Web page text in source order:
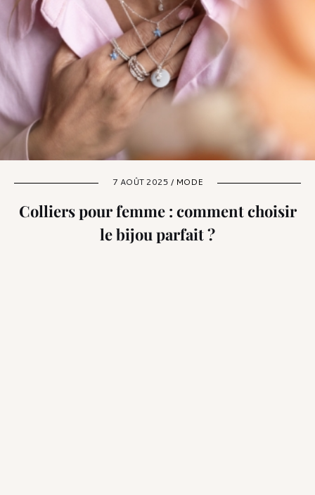
7 AOÛT 2025 / MODE
Colliers pour femme : comment choisir
le bijou parfait ?